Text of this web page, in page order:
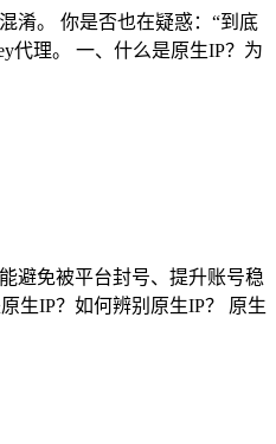
淆。 你是否也在疑惑：“到底
代理。 一、什么是原生IP？为
避免被平台封号、提升账号稳
生IP？如何辨别原生IP？ 原生